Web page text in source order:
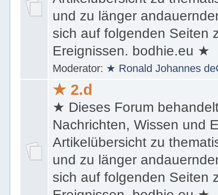
Artikelübersicht zu
und zu länger
sich auf folgenden Seiten
Ereignissen. bodhie.eu ★
Moderator:
★ 2.d
★ Dieses Forum
Nachrichten, Wissen und
Artikelübersicht zu
und zu länger